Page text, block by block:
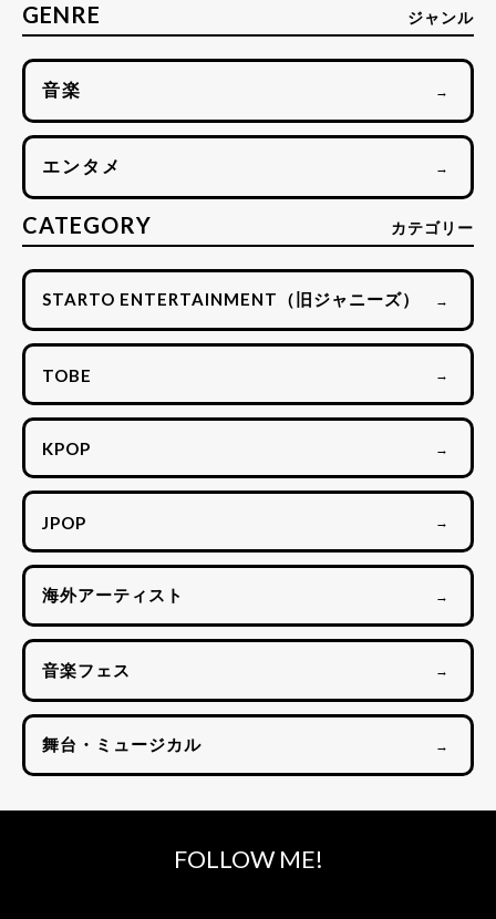
GENRE ジャンル
音楽 →
エンタメ →
CATEGORY カテゴリー
STARTO ENTERTAINMENT（旧ジャニーズ） →
TOBE →
KPOP →
JPOP →
海外アーティスト →
音楽フェス →
舞台・ミュージカル →
FOLLOW ME!